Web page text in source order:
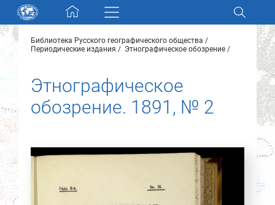
Skip navigation
Разделы и коллекции
Электронный каталог
Новости
О нас
Контакты
Найти
Библиотека Русского географического общества
Периодические издания
Этнографическое обозрение
Этнографическое
обозрение. 1891, № 2